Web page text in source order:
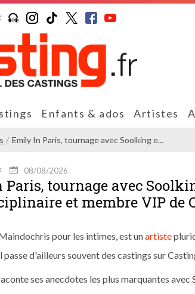
Enfants & ados Artistes
Emily In Paris, tournage avec Soolking e...
08/08/2026
tournage avec
et membre VIP de
pour les intimes, est unartiste
passe d'ailleurs souvent des castings sur
ses anecdotes les plus marquantes avec